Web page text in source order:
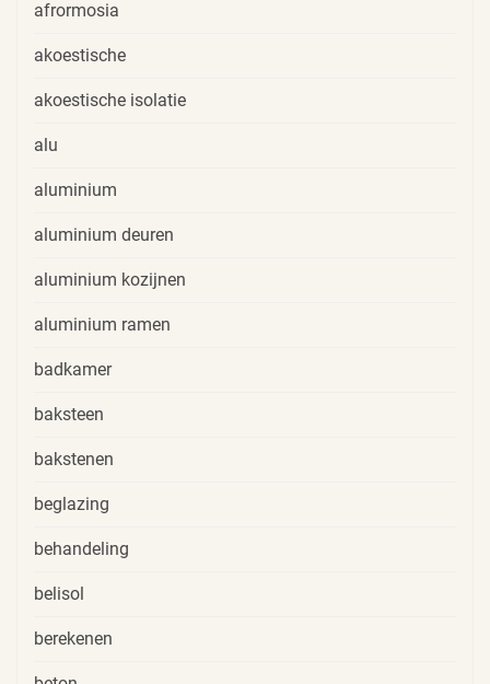
afrormosia
akoestische
akoestische isolatie
alu
aluminium
aluminium deuren
aluminium kozijnen
aluminium ramen
badkamer
baksteen
bakstenen
beglazing
behandeling
belisol
berekenen